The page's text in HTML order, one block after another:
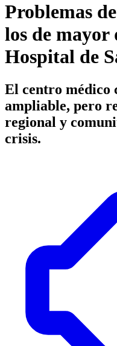
Problemas
los de mayor
Hospital de
El centro médico
ampliable, pero
regional y
crisis.